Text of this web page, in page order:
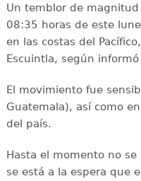
Un temblor de
08:35 horas de este
en las costas del
Escuintla, según
El movimiento fue
Guatemala), así como
del país.
Hasta el momento no
se está a la espera que